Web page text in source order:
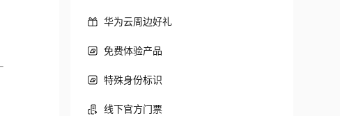
华为云周边好礼
免费体验产品
特殊身份标识
线下官方门票